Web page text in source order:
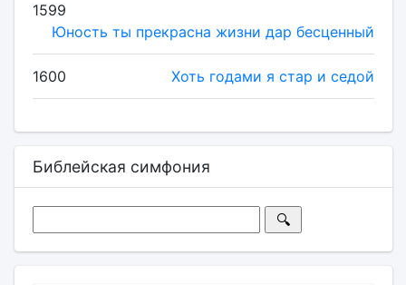
1599
Юность ты прекрасна жизни дар бесценный
1600 Хоть годами я стар и седой
Библейская симфония